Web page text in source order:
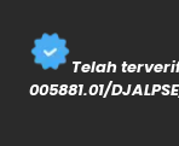
Telah
005881.01/